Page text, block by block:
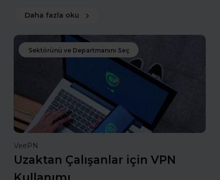
Daha fazla oku
Sektörünü ve Departmanını Seç
VeePN
Uzaktan Çalışanlar için VPN